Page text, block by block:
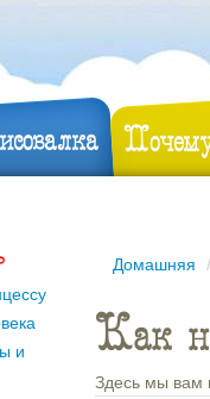
и
Домашняя /
Как
Здесь мы вам